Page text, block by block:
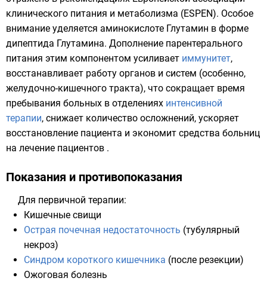
клинического питания и метаболизма (ESPEN). Особое
внимание уделяется аминокислоте Глутамин в форме
дипептида Глутамина. Дополнение парентерального
питания этим компонентом усиливает иммунитет,
восстанавливает работу органов и систем (особенно,
желудочно-кишечного тракта), что сокращает время
пребывания больных в отделениях интенсивной
терапии, снижает количество осложнений, ускоряет
восстановление пациента и экономит средства больниц
на лечение пациентов .
Показания и противопоказания
Для первичной терапии:
Кишечные свищи
Острая почечная недостаточность (тубулярный
некроз)
Синдром короткого кишечника (после резекции)
Ожоговая болезнь